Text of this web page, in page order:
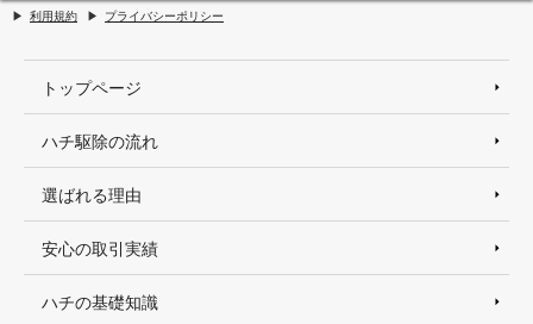
利用規約 プライバシーポリシー
トップページ
ハチ駆除の流れ
選ばれる理由
安心の取引実績
ハチの基礎知識